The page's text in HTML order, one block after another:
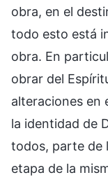
obra, en el
todo esto está
obra. En
obrar del
alteraciones en
la identidad de
todos, parte de
etapa de la